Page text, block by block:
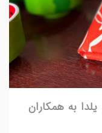
به همکاران